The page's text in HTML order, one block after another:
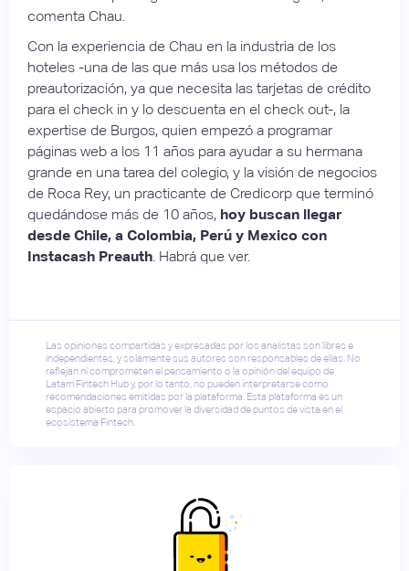
comenta Chau.
Con la experiencia de Chau en la industria de los
hoteles -una de las que más usa los métodos de
preautorización, ya que necesita las tarjetas de crédito
para el check in y lo descuenta en el check out-, la
expertise de Burgos, quien empezó a programar
páginas web a los 11 años para ayudar a su hermana
grande en una tarea del colegio, y la visión de negocios
de Roca Rey, un practicante de Credicorp que terminó
quedándose más de 10 años, hoy buscan llegar
desde Chile, a Colombia, Perú y Mexico con
Instacash Preauth . Habrá que ver.
Las opiniones compartidas y expresadas por los analistas son libres e
independientes, y solamente sus autores son responsables de ellas. No
reflejan ni comprometen el pensamiento o la opinión del equipo de
Latam Fintech Hub y, por lo tanto, no pueden interpretarse como
recomendaciones emitidas por la plataforma. Esta plataforma es un
espacio abierto para promover la diversidad de puntos de vista en el
ecosistema Fintech.